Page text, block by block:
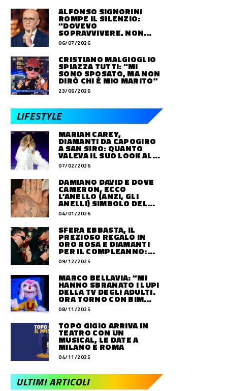
ALFONSO SIGNORINI
ROMPE IL SILENZIO:
“DOVEVO
SOPRAVVIVERE, NON
VIVERE”
06/07/2026
CRISTIANO MALGIOGLIO
SPIAZZA TUTTI: “MI
SONO SPOSATO, MA NON
DIRÒ CHI È MIO MARITO”
23/06/2026
LIFESTYLE
MARIAH CAREY,
DIAMANTI DA CAPOGIRO
A SAN SIRO: QUANTO
VALEVA IL SUO LOOK ALLE
OLIMPIADI
07/02/2026
DAMIANO DAVID E DOVE
CAMERON, ECCO
L’ANELLO (ANZI, GLI
ANELLI) SIMBOLO DEL
LORO AMORE
04/01/2026
SFERA EBBASTA, IL
PREZIOSO REGALO IN
ORO ROSA E DIAMANTI
PER IL COMPLEANNO:
QUANTO VALE
09/12/2025
MARCO BELLAVIA: “MI
HANNO SBRANATO I LUPI
DELLA TV DEGLI ADULTI.
ORA TORNO CON BIM
BUM BAM PARTY”
08/11/2025
TOPO GIGIO ARRIVA IN
TEATRO CON UN
MUSICAL, LE DATE A
MILANO E ROMA
04/11/2025
ULTIMI ARTICOLI